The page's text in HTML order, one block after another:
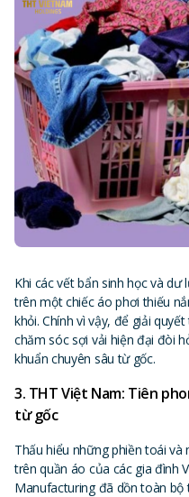
Khi các vết bẩn sinh học và
trên một chiếc áo phơi thiếu
khỏi. Chính vì vậy, để giải
chăm sóc sợi vải hiện đại đòi
khuẩn chuyên sâu từ gốc.
3. THT Việt Nam: Tiên
từ gốc
Thấu hiểu những phiền toái
trên quần áo của các gia đình
Manufacturing đã dồn toàn